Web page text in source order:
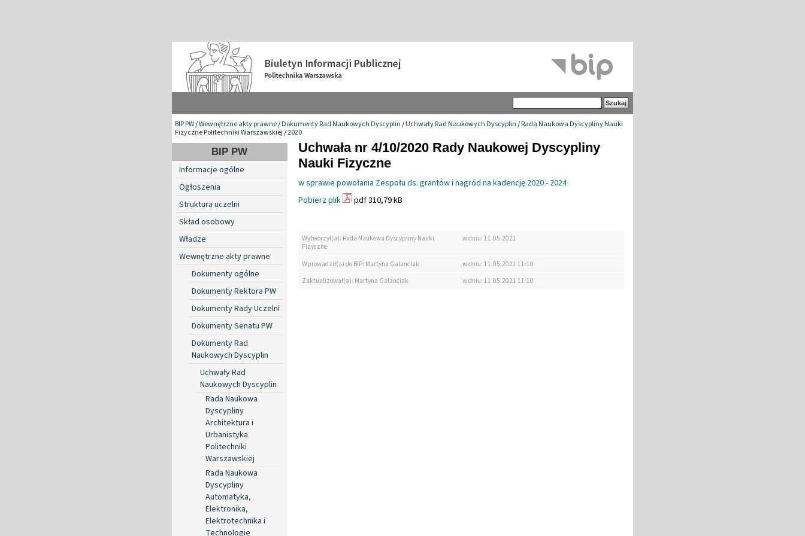
BIP PW/Wewnętrzne akty prawne/Dokumenty Rad Naukowych Dyscyplin/Uchwały Rad Naukowych Dyscyplin/Rada Naukowa Dyscypliny Nauki
Fizyczne Politechniki Warszawskiej/2020
BIP PW
Informacje ogólne
Ogłoszenia
Struktura uczelni
Skład osobowy
Władze
Wewnętrzne akty prawne
Dokumenty ogólne
Dokumenty Rektora PW
Dokumenty Rady Uczelni
Dokumenty Senatu PW
Dokumenty Rad
Naukowych Dyscyplin
Uchwały Rad
Naukowych Dyscyplin
Rada Naukowa
Dyscypliny
Architektura i
Urbanistyka
Politechniki
Warszawskiej
Rada Naukowa
Dyscypliny
Automatyka,
Elektronika,
Elektrotechnika i
Technologie
Uchwała nr 4/10/2020 Rady Naukowej Dyscypliny
Nauki Fizyczne
w sprawie powołania Zespołu ds. grantów i nagród na kadencję 2020 - 2024
Pobierz plik
pdf 310,79 kB
Wytworzył(a): Rada Naukowa Dyscypliny Nauki
Fizyczne
w dniu: 11.05.2021
Wprowadził(a) do BIP: Martyna Galanciak
w dniu: 11.05.2021 11:10
Zaktualizował(a): Martyna Galanciak
w dniu: 11.05.2021 11:10